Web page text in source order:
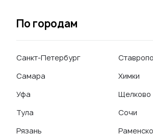
По городам
Санкт-Петербург
Самара
Уфа
Тула
Рязань
Химки
Щелково
Сочи